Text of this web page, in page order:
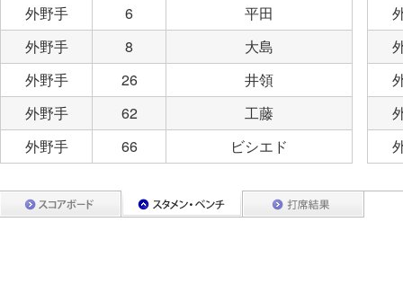
外野手
6
平田
外野手
8
大島
外野手
26
井領
外野手
62
工藤
外野手
66 ビシエド